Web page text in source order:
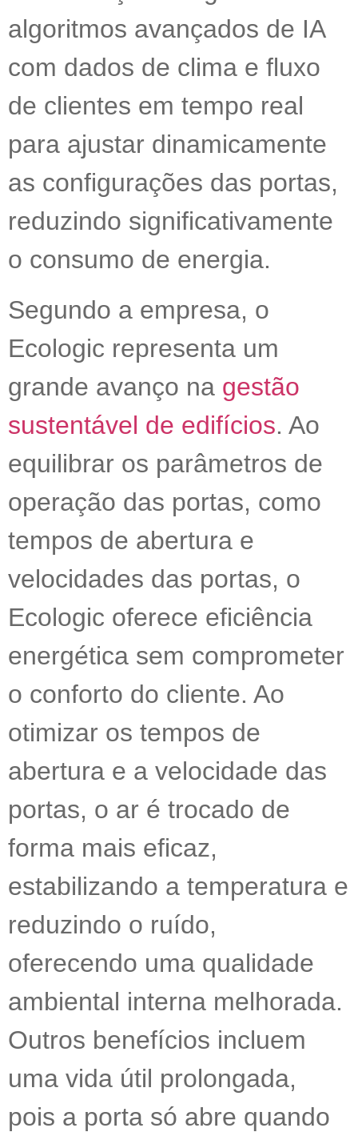
algoritmos avançados de IA
com dados de clima e fluxo
de clientes em tempo real
para ajustar dinamicamente
as configurações das portas,
reduzindo significativamente
o consumo de energia.
Segundo a empresa, o
Ecologic representa um
grande avanço na gestão
sustentável de edifícios. Ao
equilibrar os parâmetros de
operação das portas, como
tempos de abertura e
velocidades das portas, o
Ecologic oferece eficiência
energética sem comprometer
o conforto do cliente. Ao
otimizar os tempos de
abertura e a velocidade das
portas, o ar é trocado de
forma mais eficaz,
estabilizando a temperatura e
reduzindo o ruído,
oferecendo uma qualidade
ambiental interna melhorada.
Outros benefícios incluem
uma vida útil prolongada,
pois a porta só abre quando